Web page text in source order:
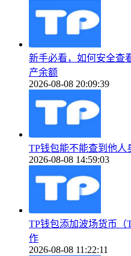
新手必看，如何安全查
产余额
2026-08-08 20:09:39
TP钱包能不能查到他
2026-08-08 14:59:03
TP钱包添加波场货币（
作
2026-08-08 11:22:11